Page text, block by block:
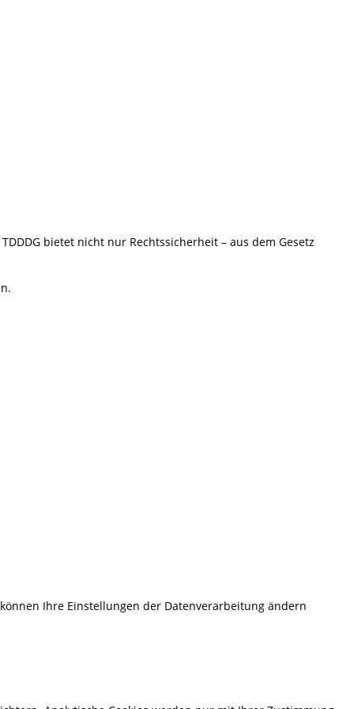
bietet nicht nur Rechtssicherheit – aus dem Gesetz
Ihre Einstellungen der Datenverarbeitung ändern